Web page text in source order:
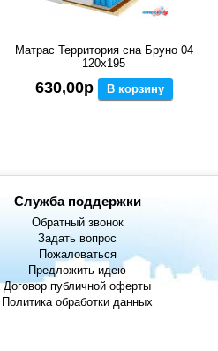
Матрас Территория сна Бруно 04
120x195
630,00р В корзину
Служба поддержки
Обратный звонок
Задать вопрос
Пожаловаться
Предложить идею
Договор публичной оферты
Политика обработки данных